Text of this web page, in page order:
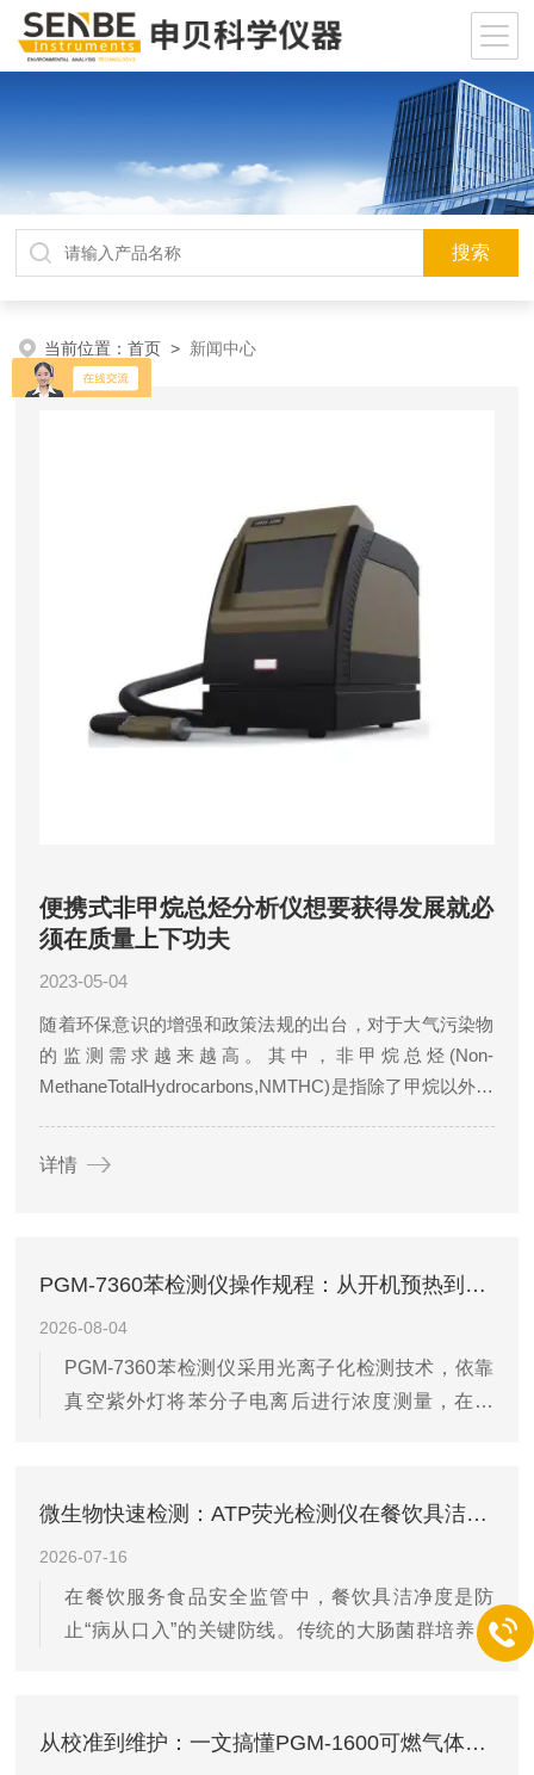
当前位置：首页 > 新闻中心
便携式非甲烷总烃分析仪想要获得发展就必
须在质量上下功夫
2023-05-04
随着环保意识的增强和政策法规的出台，对于大气污染物
的监测需求越来越高。其中，非甲烷总烃(Non-
MethaneTotalHydrocarbons,NMTHC)是指除了甲烷以外的
已...
详情
PGM-7360苯检测仪操作规程：从开机预热到零点校正的完整流程
2026-08-04
PGM-7360苯检测仪采用光离子化检测技术，依靠
真空紫外灯将苯分子电离后进行浓度测量，在石
操作流程，既能保障测量数据的可信度，也能维护
状态检查长按开机键启动仪器后，首先观察自检页
面显示的传感器状态、电池电量和泵运行状态。确
认传感器处于有效期内，电池电量充足，采样泵能
微生物快速检测：ATP荧光检测仪在餐饮具洁净度抽检中的原理与应用
2026-07-16
在餐饮服务食品安全监管中，餐饮具洁净度是防
止“病从口入”的关键防线。传统的大肠菌群培养法
虽准确，但需24—48小时才能出具结果，难以满足
借“秒级响应、操作便捷”的优势，成为餐饮具洁净
从校准到维护：一文搞懂PGM-1600可燃气体检测仪的全生命周期管理